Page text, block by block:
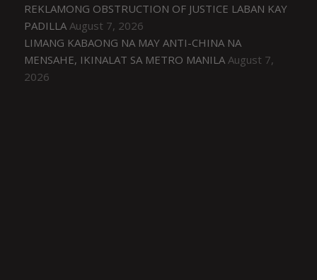
REKLAMONG OBSTRUCTION OF JUSTICE LABAN KAY
PADILLA August 7, 2026
LIMANG KABAONG NA MAY ANTI-CHINA NA
MENSAHE, IKINALAT SA METRO MANILA August 7,
2026